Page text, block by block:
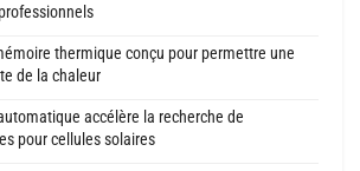
thermique conçu pour permettre une
de la chaleur
accélère la recherche de
pour cellules solaires